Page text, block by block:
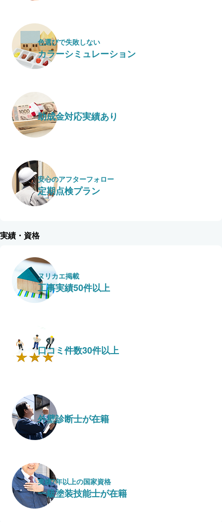
色選びで失敗しない
カラーシミュレーション
助成金対応実績あり
安心のアフターフォロー
定期点検プラン
実績・資格
ヌリカエ掲載
工事実績50件以上
口コミ件数30件以上
外壁診断士が在籍
実績7年以上の国家資格
一級塗装技能士が在籍